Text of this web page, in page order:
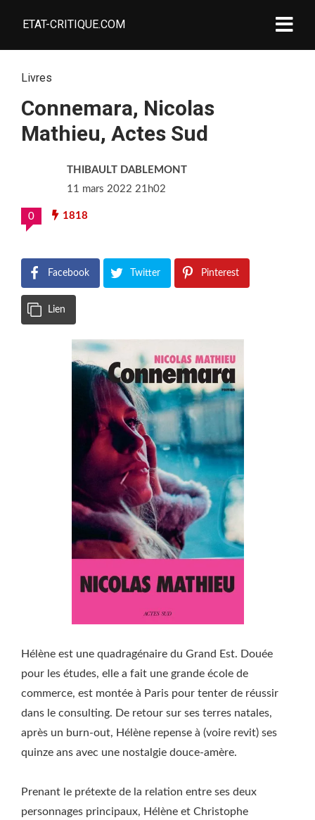
ETAT-CRITIQUE.COM
Livres
Connemara, Nicolas
Mathieu, Actes Sud
THIBAULT DABLEMONT
11 mars 2022 21h02
0 1818
Facebook Twitter Pinterest
Lien
Hélène est une quadragénaire du Grand Est. Douée
pour les études, elle a fait une grande école de
commerce, est montée à Paris pour tenter de réussir
dans le consulting. De retour sur ses terres natales,
après un burn-out, Hélène repense à (voire revit) ses
quinze ans avec une nostalgie douce-amère.
Prenant le prétexte de la relation entre ses deux
personnages principaux, Hélène et Christophe